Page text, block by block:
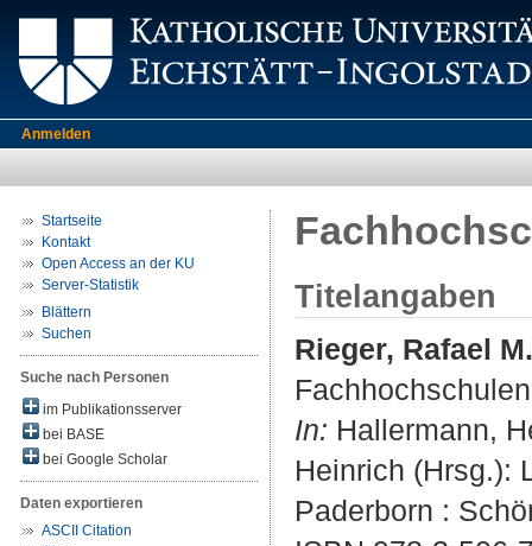
Anmelden
Startseite
Kontakt
Open Access an der KU
Server-Statistik
Blättern
Suchen
Suche nach Personen
im Publikationsserver
bei BASE
bei Google Scholar
Daten exportieren
ASCII Citation
Titelangaben
Rieger, Rafael M.
In: Hallermann,
Heinrich (Hrsg.):
Paderborn :